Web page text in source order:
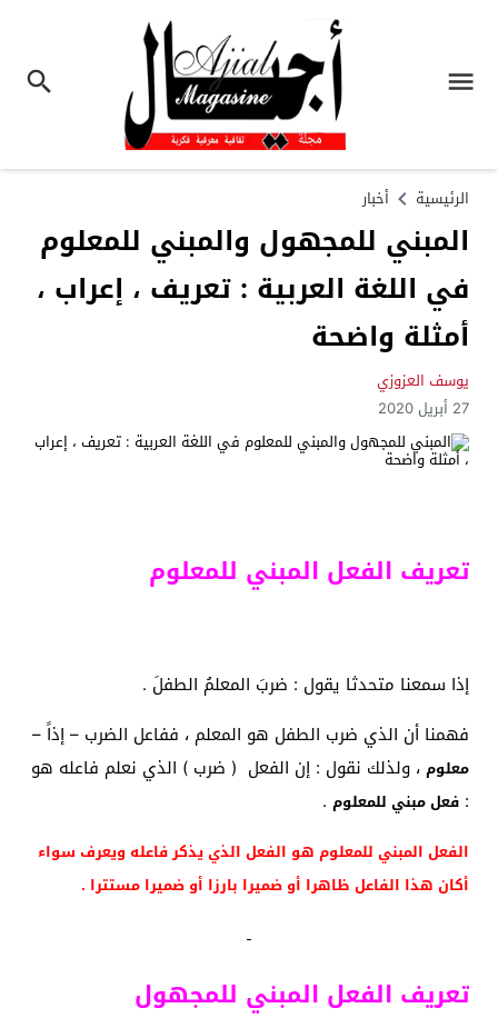
الرئيسية أخبار
المبني للمجهول والمبني للمعلوم
في اللغة العربية : تعريف ، إعراب ،
أمثلة واضحة
يوسف العزوزي
27 أبريل 2020
تعريف الفعل المبني للمعلوم
إذا سمعنا متحدثا يقول : ضربَ المعلمُ الطفلَ .
فهمنا أن الذي ضرب الطفل هو المعلم ، ففاعل الضرب – إذاً –
معلوم ، ولذلك نقول : إن الفعل ( ضرب ) الذي نعلم فاعله هو
:فعل مبني للمعلوم .
الفعل المبني للمعلوم هو الفعل الذي يذكر فاعله ويعرف سواء
أكان هذا الفاعل ظاهرا أو ضميرا بارزا أو ضميرا مستترا .
تعريف الفعل المبني للمجهول